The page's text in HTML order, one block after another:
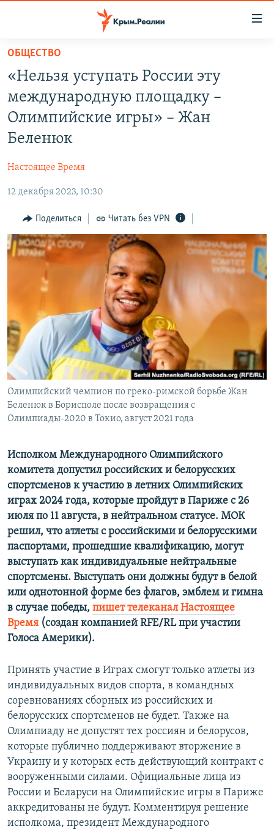
Вернуться
основному
содержанию
Вернутся
главной
Вернутся
СПЕЦПРОЕКТЫ
ВОДА
ИСТОРИЯ
ИНТЕРАКТИВ
ИНФОГРАФИКА
ТЕЛЕПРОЕКТ КРЫМ.РЕАЛИИ
СОВЕТЫ ПРАВОЗАЩИТНИКОВ
ПРОПАВШИЕ БЕЗ ВЕСТИ
ПОБЕДИТЕЛЕЙ НЕ СУДЯТ?
КРЫМ.НЕПОКОРЕННЫЙ
ELIFBE
УКРАИНСКАЯ ПРОБЛЕМА КРЫМА
РАДІО СВОБОДА
КАК ОБОЙТИ БЛОКИРОВКУ
Qırımtatar
ПРИСОЕДИНЯЙТЕСЬ!
Все сайты RFE/RL
ОБЩЕСТВО
«Нельзя уступать России эту
международную площадку –
Олимпийские игры» – Жан
Беленюк
Настоящее Время
12 декабря 2023, 10:30
Поделиться Читать без VPN
Олимпийский чемпион по греко-римской борьбе Жан
Беленюк в Борисполе после возвращения с
Олимпиады-2020 в Токио, август 2021 года
Исполком Международного Олимпийского
комитета допустил российских и белорусских
спортсменов к участию в летних Олимпийских
играх 2024 года, которые пройдут в Париже с 26
июля по 11 августа, в нейтральном статусе. МОК
решил, что атлеты с российскими и белорусскими
паспортами, прошедшие квалификацию, могут
выступать как индивидуальные нейтральные
спортсмены. Выступать они должны будут в белой
или однотонной форме без флагов, эмблем и гимна
в случае победы, пишет телеканал Настоящее
Время (создан компанией RFE/RL при участии
Голоса Америки).
Принять участие в Играх смогут только атлеты из
индивидуальных видов спорта, в командных
соревнованиях сборных из российских и
белорусских спортсменов не будет. Также на
Олимпиаду не допустят тех россиян и белорусов,
которые публично поддерживают вторжение в
Украину и у которых есть действующий контракт с
вооруженными силами. Официальные лица из
России и Беларуси на Олимпийские игры в Париже
аккредитованы не будут. Комментируя решение
исполкома, президент Международного